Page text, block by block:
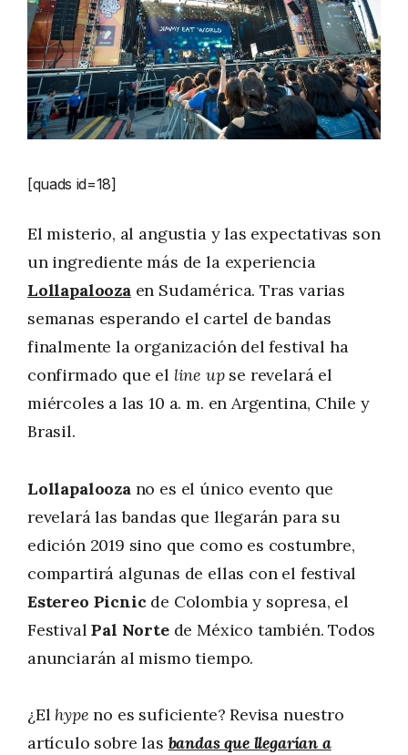
[quads id=18]
El misterio, al angustia y las expectativas son
un ingrediente más de la experiencia
Lollapaloozaen Sudamérica. Tras varias
semanas esperando el cartel de bandas
finalmente la organización del festival ha
confirmado que el line upse revelará el
miércoles a las 10 a. m. en Argentina, Chile y
Brasil.
Lollapaloozano es el único evento que
revelará las bandas que llegarán para su
edición 2019 sino que como es costumbre,
compartirá algunas de ellas con el festival
Estereo Picnicde Colombia y sopresa, el
FestivalPal Nortede México también. Todos
anunciarán al mismo tiempo.
¿El hype no es suficiente? Revisa nuestro
artículo sobre las bandas que llegarían a